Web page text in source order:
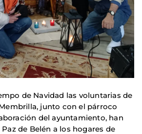
de Navidad las voluntarias de
junto con el párroco
del ayuntamiento, han
de Belén a los hogares de